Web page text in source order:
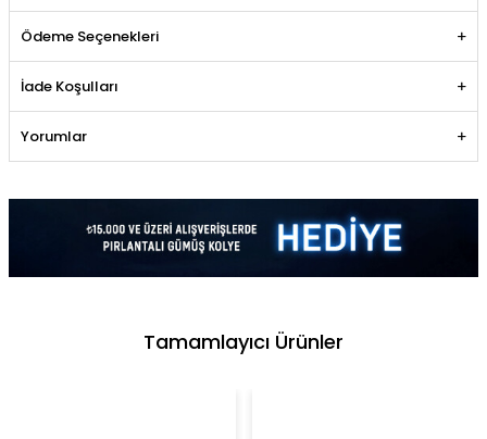
Ödeme Seçenekleri
İade Koşulları
Yorumlar
Tamamlayıcı Ürünler